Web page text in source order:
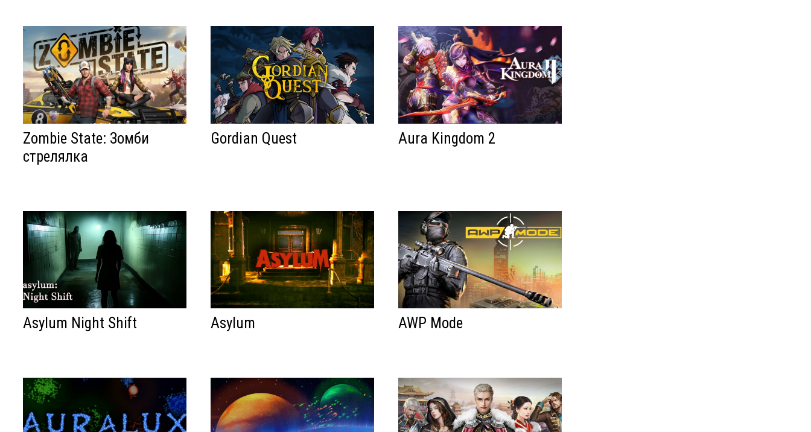
Zombie State: Зомби
стрелялка
Gordian Quest Aura Kingdom 2
Asylum Night Shift Asylum AWP Mode